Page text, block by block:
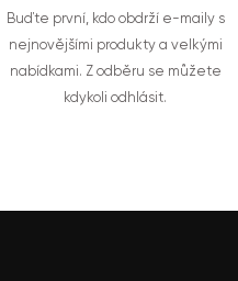
Buďte první, kdo obdrží e-maily s
nejnovějšími produkty a velkými
nabídkami. Z odběru se můžete
kdykoli odhlásit.